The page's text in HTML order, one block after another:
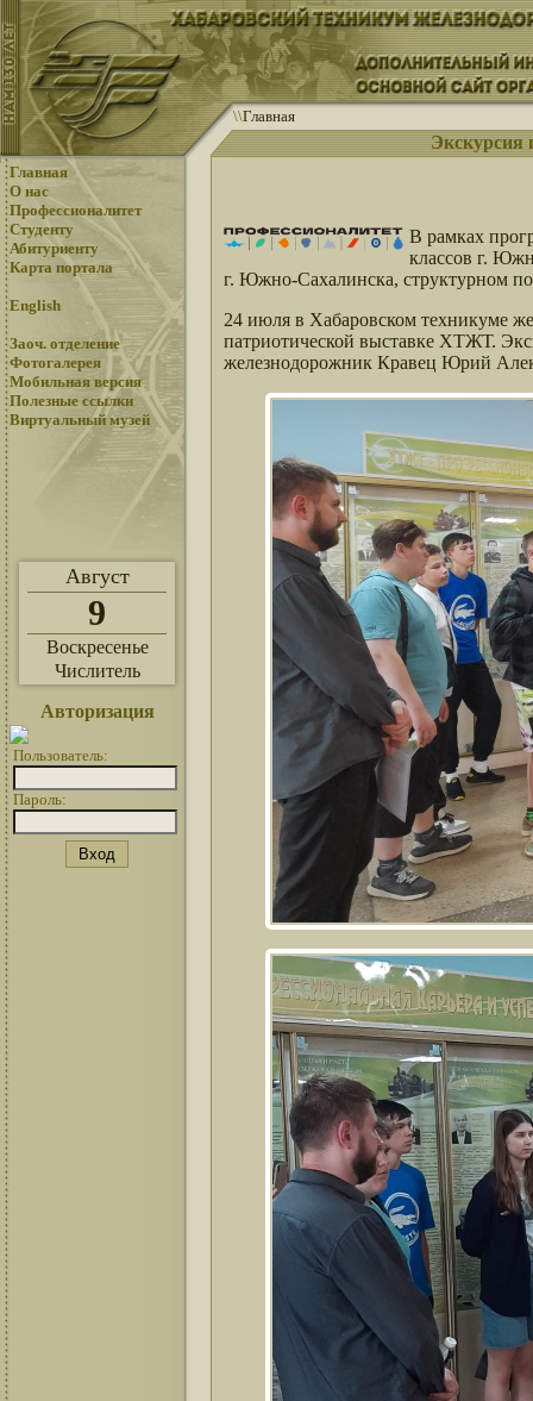
\\Главная
Экскурсия
Главная
О нас
Профессионалитет
Студенту
Абитуриенту
Карта портала
English
Заоч. отделение
Фотогалерея
Мобильная версия
Полезные ссылки
Виртуальный музей
Август
9
Воскресенье
Числитель
Авторизация
Пользователь:
Пароль:
В рамках
классов г.
г. Южно-Сахалинска, структурном
24 июля в Хабаровском техникуме
патриотической выставке ХТЖТ.
железнодорожник Кравец Юрий